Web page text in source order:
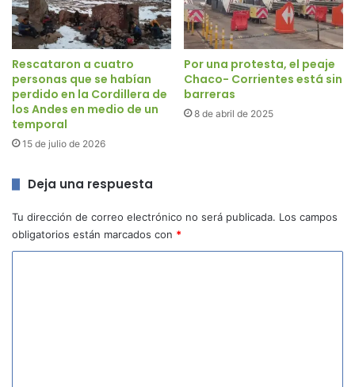
Rescataron a cuatro
personas que se habían
perdido en la Cordillera de
los Andes en medio de un
temporal
15 de julio de 2026
Por una protesta, el peaje
Chaco- Corrientes está sin
barreras
8 de abril de 2025
Deja una respuesta
Tu dirección de correo electrónico no será publicada. Los campos
obligatorios están marcados con *